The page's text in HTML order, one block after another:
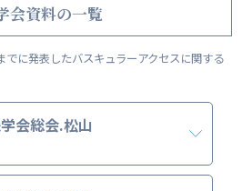
会資料の一覧
でに発表したバスキュラーアクセスに関する
会総会.松山